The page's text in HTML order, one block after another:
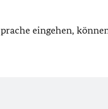
eingehen,